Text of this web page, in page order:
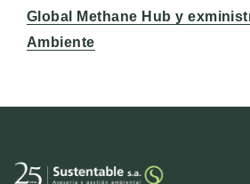
Global Methane Hub y
Ambiente